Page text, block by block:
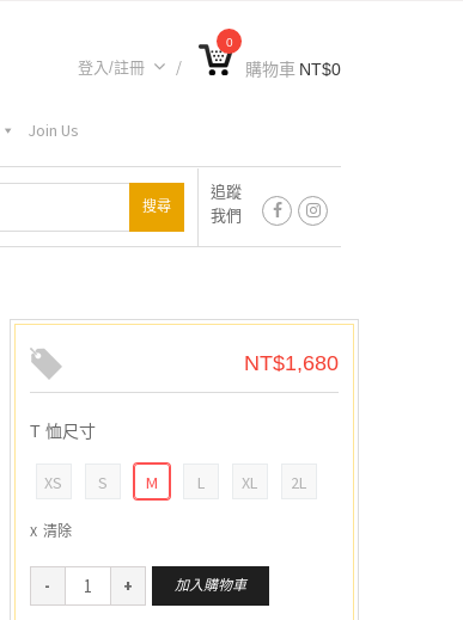
登入/註冊
0
購物車 NT$0
Join Us
追蹤
我們
NT$1,680
T 恤尺寸
XS S M L XL 2L
清除
加入購物車